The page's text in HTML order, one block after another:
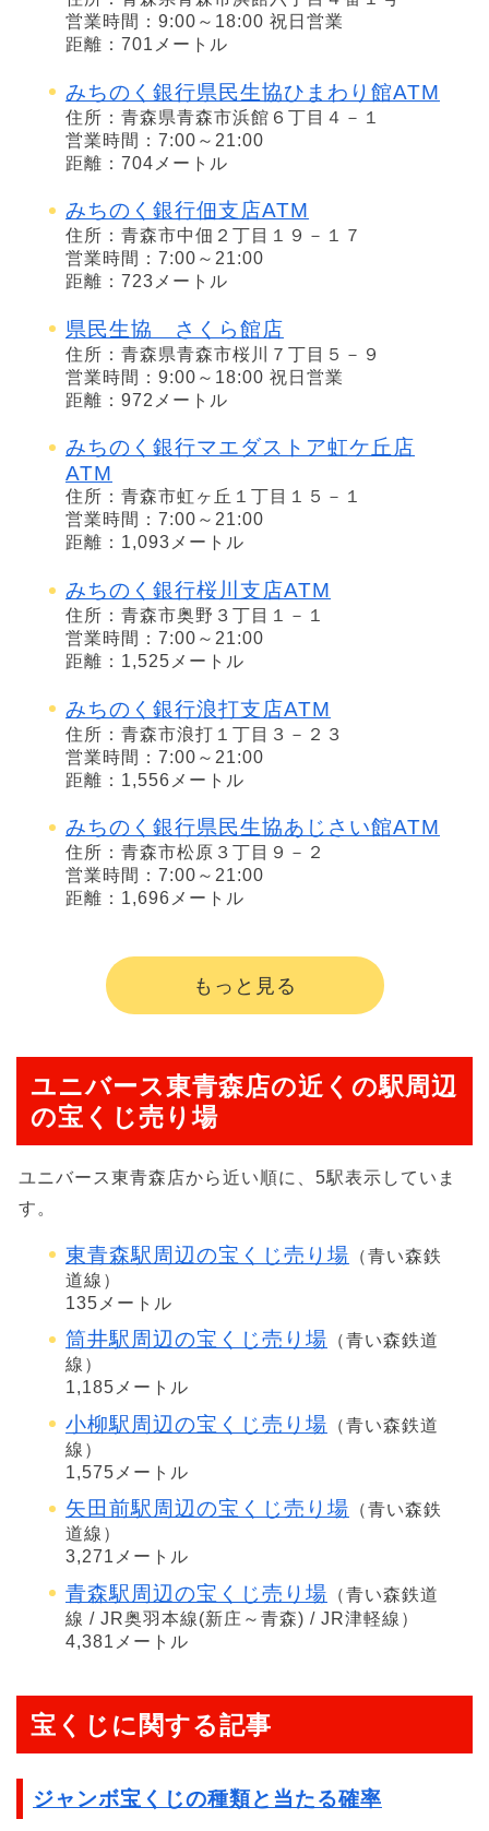
営業時間：9:00～18:00 祝日営業
距離：701メートル
みちのく銀行県民生協ひまわり館ATM
住所：青森県青森市浜館６丁目４－１
営業時間：7:00～21:00
距離：704メートル
みちのく銀行佃支店ATM
住所：青森市中佃２丁目１９－１７
営業時間：7:00～21:00
距離：723メートル
県民生協 さくら館店
住所：青森県青森市桜川７丁目５－９
営業時間：9:00～18:00 祝日営業
距離：972メートル
みちのく銀行マエダストア虹ケ丘店
ATM
住所：青森市虹ヶ丘１丁目１５－１
営業時間：7:00～21:00
距離：1,093メートル
みちのく銀行桜川支店ATM
住所：青森市奥野３丁目１－１
営業時間：7:00～21:00
距離：1,525メートル
みちのく銀行浪打支店ATM
住所：青森市浪打１丁目３－２３
営業時間：7:00～21:00
距離：1,556メートル
みちのく銀行県民生協あじさい館ATM
住所：青森市松原３丁目９－２
営業時間：7:00～21:00
距離：1,696メートル
もっと見る
ユニバース東青森店の近くの駅周辺
の宝くじ売り場
ユニバース東青森店から近い順に、5駅表示していま
す。
東青森駅周辺の宝くじ売り場 （青い森鉄
道線）
135メートル
筒井駅周辺の宝くじ売り場 （青い森鉄道
線）
1,185メートル
小柳駅周辺の宝くじ売り場 （青い森鉄道
線）
1,575メートル
矢田前駅周辺の宝くじ売り場 （青い森鉄
道線）
3,271メートル
青森駅周辺の宝くじ売り場 （青い森鉄道
線 / JR奥羽本線(新庄～青森) / JR津軽線）
4,381メートル
宝くじに関する記事
ジャンボ宝くじの種類と当たる確率